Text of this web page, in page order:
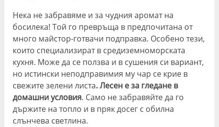
Нека не забравяме и за чудния аромат на
босилека! Той го превръща в предпочитана от
много майстор-готвачи подправка. Особено тези,
които специализират в средиземноморската
кухня. Може да се ползва и в сушения си вариант,
но истински неподправимия му чар се крие в
свежите зелени листа. Лесен е за гледане в
домашни условия. Само не забравяйте да го
държите на топло и в пряк досег с обилна
слънчева светлина.